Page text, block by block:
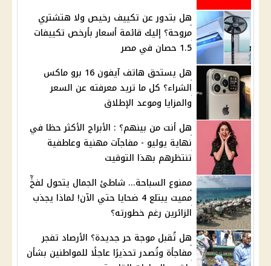
هل بتدور عن تكييف رخيص ولا هتشتري
مروحة؟ إليك قائمة أسعار بأرخص تكييفات
1.5 حصان في مصر
هل يستحق هاتف آيفون 16 برو ماكس
الشراء؟ كل ما تريد معرفته عن السعر
والمزايا وموعد الإطلاق
هل أنت من بينهم؟ : الأبراج الأكثر حظا في
نهاية يوليو - مفاجآت مهنية وعاطفية
تنتظرهم بهذا التوقيت
ممنوع السباحة... شاطئ الجمال يتحول لفخٍّ
مميت يبتلع 4 ضحايا حتي الآن! لماذا يجذب
الزائرين رغم خطورته؟
هل تُقبل موجة حر جديدة؟ الأرصاد تفجر
مفاجأة وتُصدر تحذيرًا عاجلًا للمواطنين بشأن